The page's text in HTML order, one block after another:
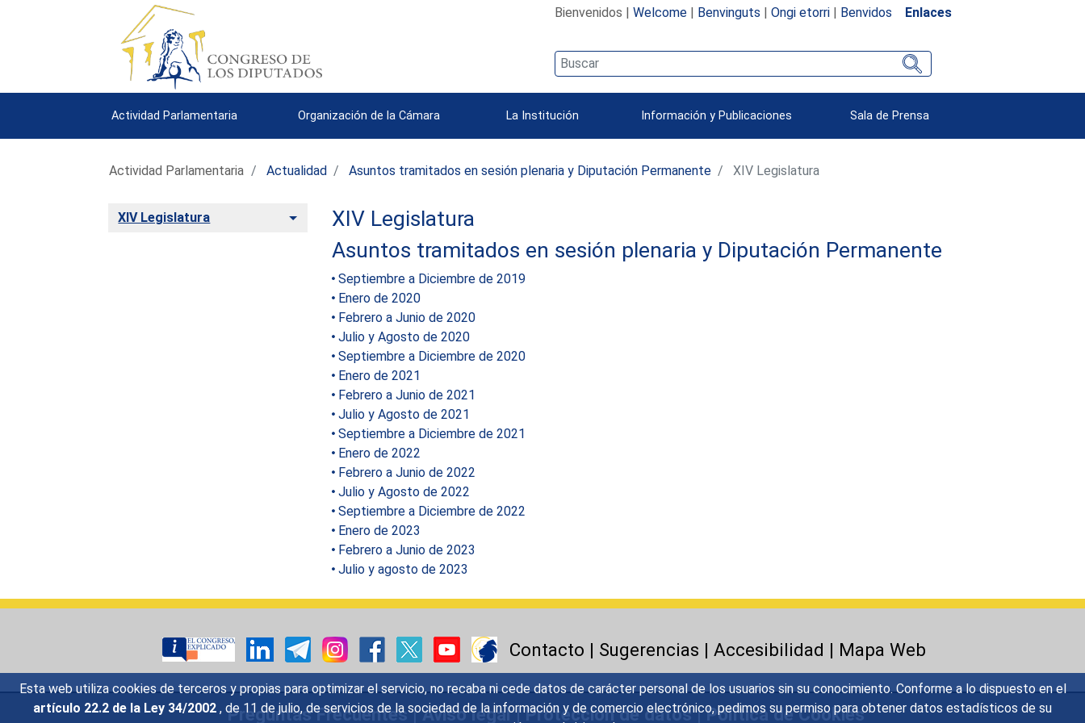
Esta web utiliza cookies de terceros y propias para optimizar el servicio, no recaba ni cede datos de carácter personal de los usuarios sin su conocimiento. Conforme a lo dispuesto en el
artículo 22.2 de la Ley 34/2002 , de 11 de julio, de servicios de la sociedad de la información y de comercio electrónico, pedimos su permiso para obtener datos estadísticos de su
Bienvenidos | Welcome| Benvinguts | Ongi etorri| Benvidos Enlaces
Actividad Parlamentaria Organización de la Cámara La Institución Información y Publicaciones Sala de Prensa
Actividad Parlamentaria Actualidad Asuntos tramitados en sesión plenaria y Diputación Permanente XIV Legislatura
XIV Legislatura AlternarXIV Legislatura
Asuntos tramitados en sesión plenaria y Diputación Permanente
Septiembre a Diciembre de 2019
Enero de 2020
Febrero a Junio de 2020
Julio y Agosto de 2020
Septiembre a Diciembre de 2020
Enero de 2021
Febrero a Junio de 2021
Julio y Agosto de 2021
Septiembre a Diciembre de 2021
Enero de 2022
Febrero a Junio de 2022
Julio y Agosto de 2022
Septiembre a Diciembre de 2022
Enero de 2023
Febrero a Junio de 2023
Julio y agosto de 2023
Contacto | Sugerencias | Accesibilidad | Mapa Web
Preguntas Frecuentes|Aviso legal|Protección de datos|Política de Cookies